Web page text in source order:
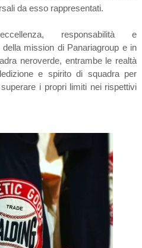
da esso rappresentati.
responsabilità e
mission di Panariagroup e in
neroverde, entrambe le realtà
e spirito di squadra per
i propri limiti nei rispettivi